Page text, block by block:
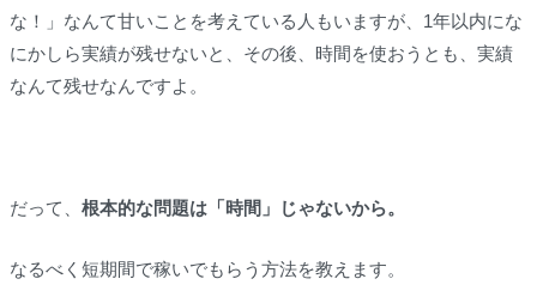
な！」なんて甘いことを考えている人もいますが、1年以内にな
にかしら実績が残せないと、その後、時間を使おうとも、実績
なんて残せなんですよ。
だって、 根本的な問題は「時間」じゃないから。
なるべく短期間で稼いでもらう方法を教えます。